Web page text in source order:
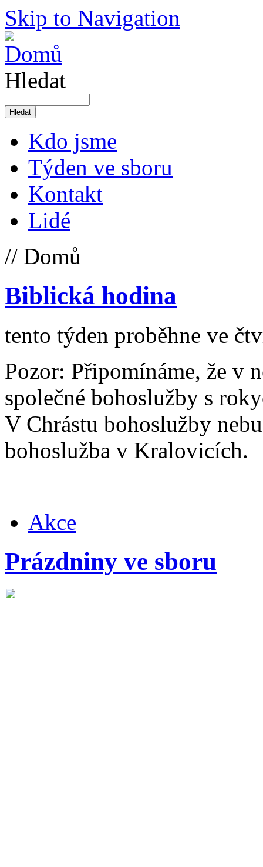
Skip to Navigation
Hledat
Kdo jsme
Týden ve sboru
Kontakt
Lidé
// Domů
Biblická hodina
tento týden proběhne ve
Pozor: Připomínáme, že v
společné bohoslužby s
V Chrástu bohoslužby
bohoslužba v Kralovicích.
Akce
Prázdniny ve sboru